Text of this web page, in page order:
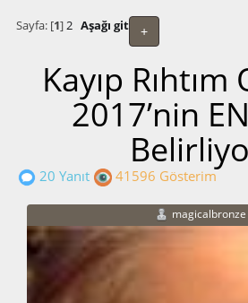
+
Sayfa: [1]2 Aşağı git
Kayıp Rıhtım
2017’nin
20 Yanıt 41596 Gösterim
magicalbronze